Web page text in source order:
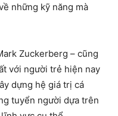
những kỹ năng mà
Zuckerberg – cũng
với người trẻ hiện nay
dựng hệ giá trị cá
tuyển người dựa trên